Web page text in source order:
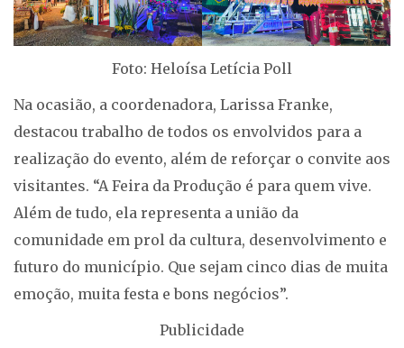
Foto: Heloísa Letícia Poll
Na ocasião, a coordenadora, Larissa Franke,
destacou trabalho de todos os envolvidos para a
realização do evento, além de reforçar o convite aos
visitantes. “A Feira da Produção é para quem vive.
Além de tudo, ela representa a união da
comunidade em prol da cultura, desenvolvimento e
futuro do município. Que sejam cinco dias de muita
emoção, muita festa e bons negócios”.
Publicidade